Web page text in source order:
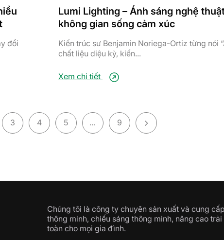
đổi
Lumi Lighting – Ánh sáng nghệ
không gian sống cảm xúc
Kiến trúc sư Benjamin Noriega-Ortiz từng nói
chất liệu diệu kỳ, kiến...
Xem chi tiết
3 4 5 … 9
Chúng tôi là công ty chuyên sản xuất và cung
thông minh, chiếu sáng thông minh, nâng cao
toàn cho mọi gia đình.